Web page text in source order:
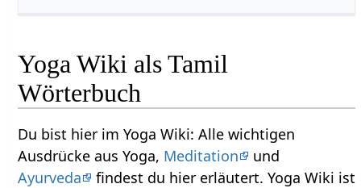
Yoga Wiki als Tamil
Wörterbuch
Du bist hier im Yoga Wiki: Alle wichtigen
Ausdrücke aus Yoga, Meditation
und
Ayurveda
findest du hier erläutert. Yoga Wiki ist